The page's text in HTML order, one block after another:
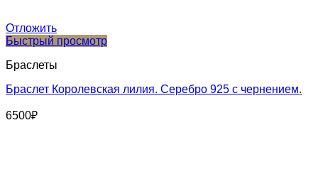
Отложить
Быстрый просмотр
Браслеты
Браслет Королевская лилия. Серебро 925 с чернением.
6500₽